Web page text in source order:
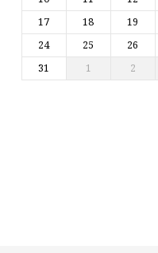
17
18 19
24
25 26
31
1 2